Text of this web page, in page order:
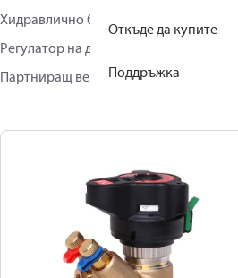
Откъде да купите
Поддръжка
Хидравлично балансиране и контрол
Регулатор на диференциално налягане
Партниращ вентил
ASV-BD